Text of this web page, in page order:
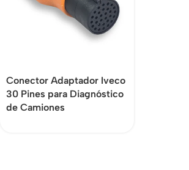
Conector Adaptador Iveco
30 Pines para Diagnóstico
de Camiones